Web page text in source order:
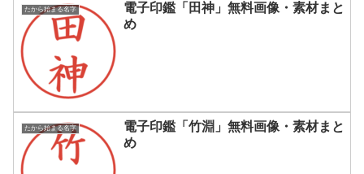
たから始まる名字
電子印鑑「田神」無料画像・素材まと
め
たから始まる名字
電子印鑑「竹淵」無料画像・素材まと
め